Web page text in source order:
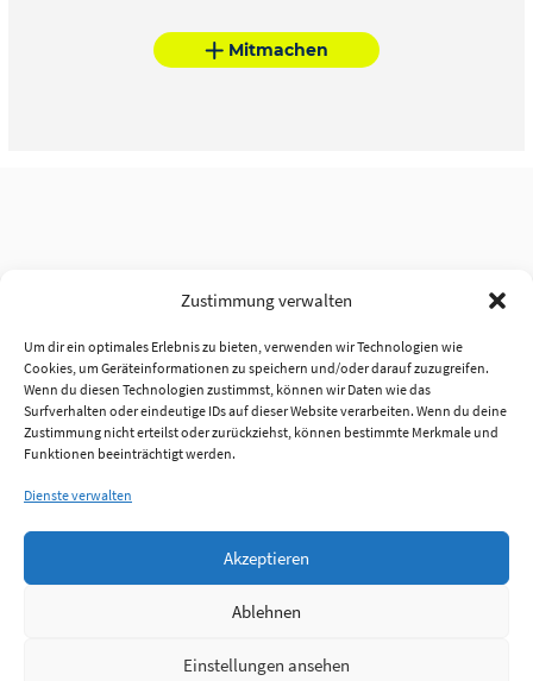
Zustimmung verwalten
Um dir ein optimales Erlebnis zu bieten, verwenden wir Technologien wie
Cookies, um Geräteinformationen zu speichern und/oder darauf zuzugreifen.
Wenn du diesen Technologien zustimmst, können wir Daten wie das
Surfverhalten oder eindeutige IDs auf dieser Website verarbeiten. Wenn du deine
Zustimmung nicht erteilst oder zurückziehst, können bestimmte Merkmale und
Funktionen beeinträchtigt werden.
Dienste verwalten
Akzeptieren
Ablehnen
Einstellungen ansehen
Mitmachen
Anmelden